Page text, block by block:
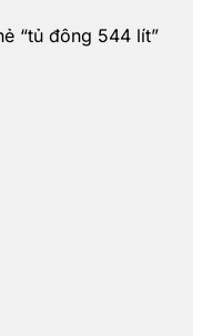
“tủ đông 544 lít”